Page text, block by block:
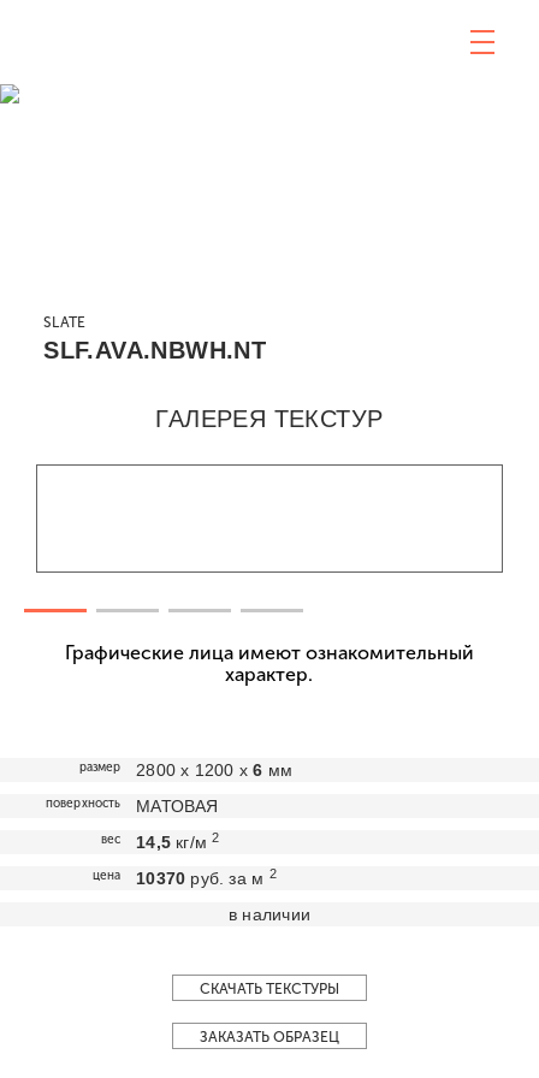
SLATE
SLF.AVA.NBWH.NT
ГАЛЕРЕЯ ТЕКСТУР
Графические лица имеют ознакомительный
характер.
размер 2800 х 1200 х6 мм
поверхность МАТОВАЯ
вес 14,5 кг/м2
цена 10370 руб. за м 2
в наличии
СКАЧАТЬ ТЕКСТУРЫ
ЗАКАЗАТЬ ОБРАЗЕЦ